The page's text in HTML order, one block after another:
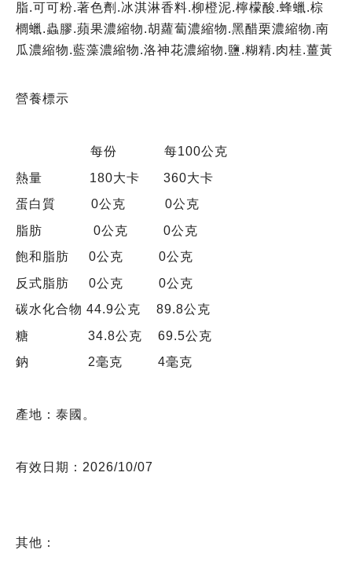
脂.可可粉.著色劑.冰淇淋香料.柳橙泥.檸檬酸.蜂蠟.棕
櫚蠟.蟲膠.蘋果濃縮物.胡蘿蔔濃縮物.黑醋栗濃縮物.南
瓜濃縮物.藍藻濃縮物.洛神花濃縮物.鹽.糊精.肉桂.薑黃
營養標示
每份 每100公克
熱量 180大卡 360大卡
蛋白質 0公克 0公克
脂肪 0公克 0公克
飽和脂肪 0公克 0公克
反式脂肪 0公克 0公克
碳水化合物 44.9公克 89.8公克
糖 34.8公克 69.5公克
鈉 2毫克 4毫克
產地：泰國。
有效日期：2026/10/07
其他：